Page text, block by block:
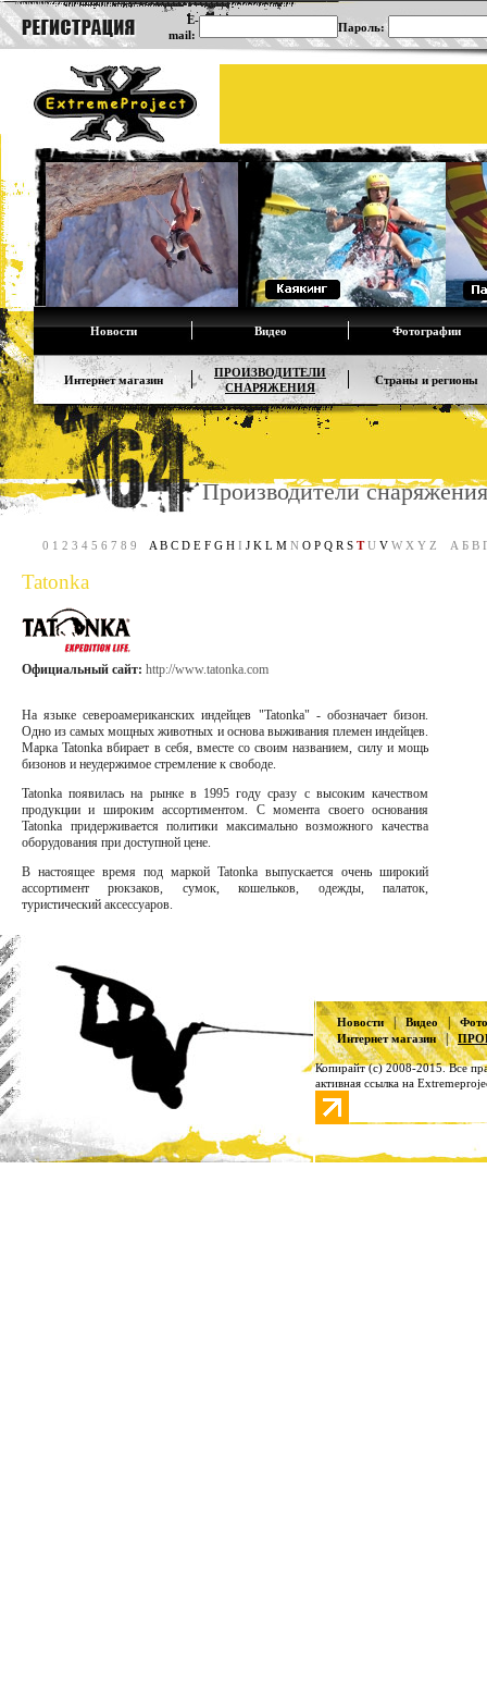
E-
mail:
Пароль:
Новости Видео Фотографии
Интернет магазин
ПРОИЗВОДИТЕЛИ
СНАРЯЖЕНИЯ
Страны и регионы
Производители снаряжения
0 1 2 3 4 5 6 7 8 9 A B C D E F G HI J K L MN O P Q R S TU VW X Y Z А Б В
Tatonka
Официальный сайт: http://www.tatonka.com
На языке североамериканских индейцев "Tatonka" - обозначает бизон.
Одно из самых мощных животных и основа выживания племен индейцев.
Марка Tatonka вбирает в себя, вместе со своим названием, силу и мощь
бизонов и неудержимое стремление к свободе.
Tatonka появилась на рынке в 1995 году сразу с высоким качеством
продукции и широким ассортиментом. С момента своего основания
Tatonka придерживается политики максимально возможного качества
оборудования при доступной цене.
В настоящее время под маркой Tatonka выпускается очень широкий
ассортимент рюкзаков, сумок, кошельков, одежды, палаток,
туристический аксессуаров.
Новости|Видео|
Интернет магазин|
Копирайт (с) 2008-2015. Все
активная ссылка на